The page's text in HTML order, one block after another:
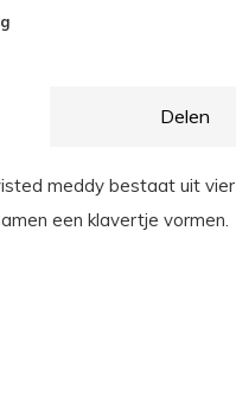
Delen
meddy bestaat uit vier
een klavertje vormen.